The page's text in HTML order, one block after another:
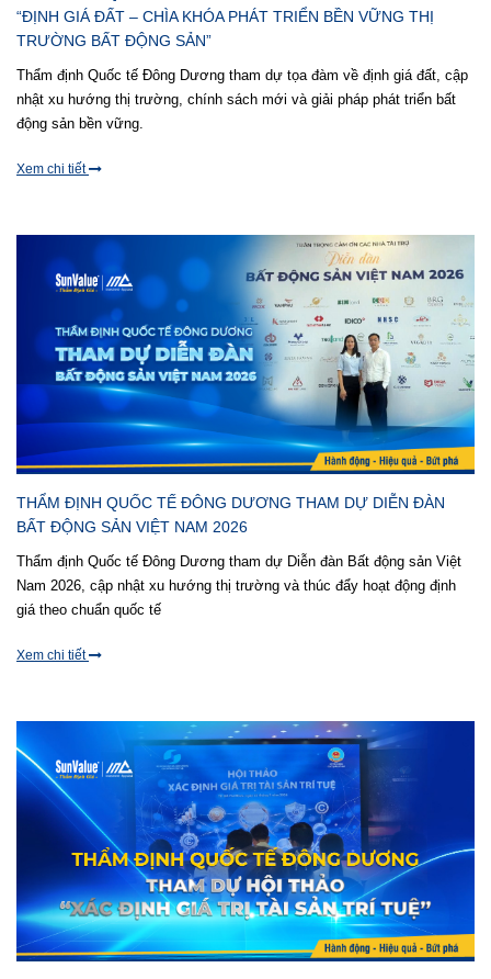
“ĐỊNH GIÁ ĐẤT – CHÌA KHÓA PHÁT TRIỂN BỀN VỮNG THỊ
TRƯỜNG BẤT ĐỘNG SẢN”
Thẩm định Quốc tế Đông Dương tham dự tọa đàm về định giá đất, cập
nhật xu hướng thị trường, chính sách mới và giải pháp phát triển bất
động sản bền vững.
Xem chi tiết
THẨM ĐỊNH QUỐC TẾ ĐÔNG DƯƠNG THAM DỰ DIỄN ĐÀN
BẤT ĐỘNG SẢN VIỆT NAM 2026
Thẩm định Quốc tế Đông Dương tham dự Diễn đàn Bất động sản Việt
Nam 2026, cập nhật xu hướng thị trường và thúc đẩy hoạt động định
giá theo chuẩn quốc tế
Xem chi tiết